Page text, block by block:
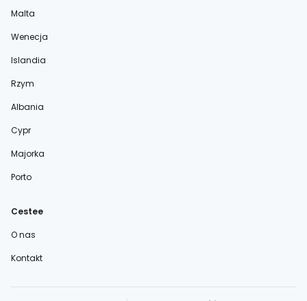
Malta
Wenecja
Islandia
Rzym
Albania
Cypr
Majorka
Porto
Cestee
O nas
Kontakt